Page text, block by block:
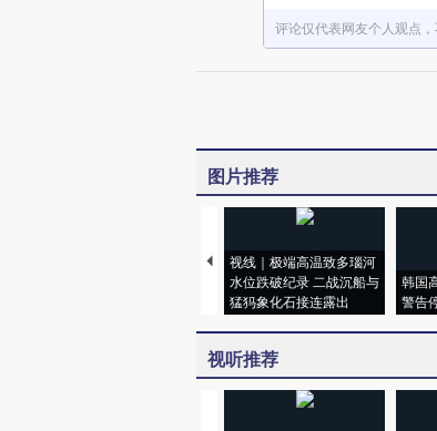
评论仅代表网友个人观点
图片推荐
视线｜极端高温致多瑙河
水位跌破纪录 二战沉船与
猛犸象化石接连露出
韩国
警告
视听推荐